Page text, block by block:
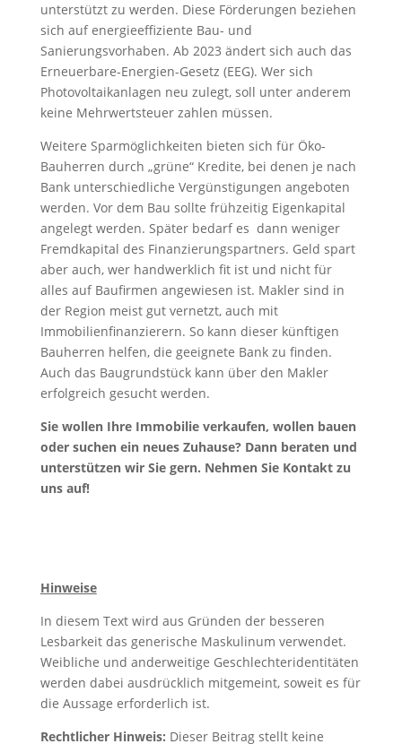
unterstützt zu werden. Diese Förderungen beziehen
sich auf energieeffiziente Bau- und
Sanierungsvorhaben. Ab 2023 ändert sich auch das
Erneuerbare-Energien-Gesetz (EEG). Wer sich
Photovoltaikanlagen neu zulegt, soll unter anderem
keine Mehrwertsteuer zahlen müssen.
Weitere Sparmöglichkeiten bieten sich für Öko-
Bauherren durch „grüne“ Kredite, bei denen je nach
Bank unterschiedliche Vergünstigungen angeboten
werden. Vor dem Bau sollte frühzeitig Eigenkapital
angelegt werden. Später bedarf es dann weniger
Fremdkapital des Finanzierungspartners. Geld spart
aber auch, wer handwerklich fit ist und nicht für
alles auf Baufirmen angewiesen ist. Makler sind in
der Region meist gut vernetzt, auch mit
Immobilienfinanzierern. So kann dieser künftigen
Bauherren helfen, die geeignete Bank zu finden.
Auch das Baugrundstück kann über den Makler
erfolgreich gesucht werden.
Sie wollen Ihre Immobilie verkaufen, wollen bauen
oder suchen ein neues Zuhause? Dann beraten und
unterstützen wir Sie gern. Nehmen Sie Kontakt zu
uns auf!
Hinweise
In diesem Text wird aus Gründen der besseren
Lesbarkeit das generische Maskulinum verwendet.
Weibliche und anderweitige Geschlechteridentitäten
werden dabei ausdrücklich mitgemeint, soweit es für
die Aussage erforderlich ist.
Rechtlicher Hinweis: Dieser Beitrag stellt keine